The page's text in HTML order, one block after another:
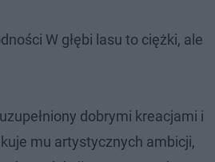
W głębi lasu to ciężki, ale
dobrymi kreacjami i
mu artystycznych ambicji,